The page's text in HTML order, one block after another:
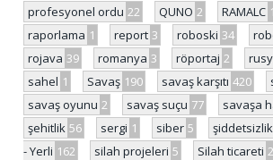
profesyonel ordu 22 QUNO 2 RAMALC 1
raporlama 1 report 3 roboski 34
rojava 39 romanya 3 röportaj 2
sahel 1 Savaş 190 savaş karşıtı 420
savaş oyunu 2 savaş suçu 77 savaşa
şehitlik 56 sergi 1 siber 5 şiddetsizlik
- Yerli 162 silah projeleri 5 Silah ticareti